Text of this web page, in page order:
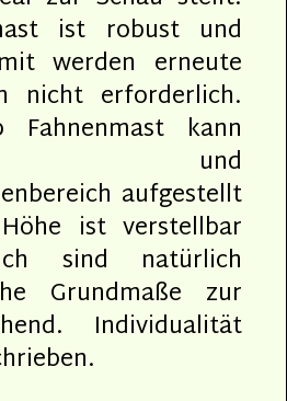
ist robust und
werden erneute
nicht erforderlich.
Fahnenmast kann
und
aufgestellt
ist verstellbar
sind natürlich
Grundmaße zur
Individualität